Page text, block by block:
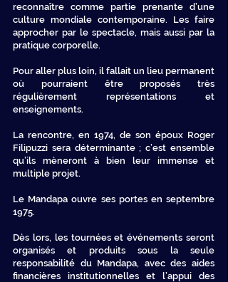
reconnaître comme partie prenante d’une
culture mondiale contemporaine. Les faire
approcher par le spectacle, mais aussi par la
pratique corporelle.
Pour aller plus loin, il fallait un lieu permanent
où pourraient être proposés très
régulièrement représentations et
enseignements.
La rencontre, en 1974, de son époux Roger
Filipuzzi sera déterminante ; c’est ensemble
qu’ils mèneront à bien leur immense et
multiple projet.
Le Mandapa ouvre ses portes en septembre
1975.
Dès lors, les tournées et événements seront
organisés et produits sous la seule
responsabilité du Mandapa, avec des aides
financières institutionnelles et l’appui des